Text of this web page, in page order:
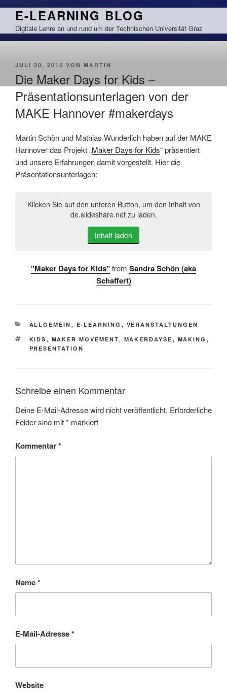
Zum
springen
E-LEARNING BLOG
Digitale Lehre an und rund um der Technischen Universität Graz
VERÖFFENTLICHT
JULI 30, 2015 VON MARTIN
Die Maker Days for Kids –
Präsentationsunterlagen von der
MAKE Hannover #makerdays
Martin Schön und Mathias Wunderlich haben auf der MAKE
Hannover das Projekt „Maker Days for Kids“ präsentiert
und unsere Erfahrungen damit vorgestellt. Hier die
Präsentationsunterlagen:
Klicken Sie auf den unteren Button, um den Inhalt von
de.slideshare.net zu laden.
Inhalt laden
"Maker Days for Kids"from Sandra Schön (aka
Schaffert)
KATEGORIEN
ALLGEMEIN , E-LEARNING , VERANSTALTUNGEN
SCHLAGWÖRTER
KIDS , MAKER MOVEMENT, MAKERDAYSE , MAKING ,
PRESENTATION
Schreibe einen Kommentar
Deine E-Mail-Adresse wird nicht veröffentlicht. Erforderliche
Felder sind mit* markiert
Kommentar*
Name*
E-Mail-Adresse*
Website